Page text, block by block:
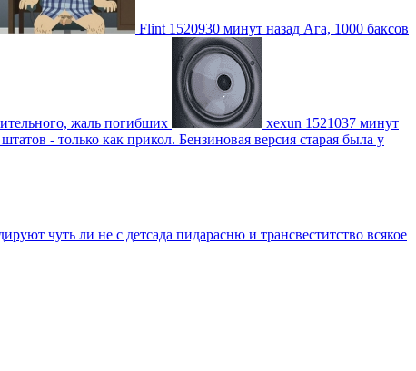
Flint 1520930 минут назад Ага, 1000 баксов
жаль погибших xexun 1521037 минут
- только как прикол. Бензиновая версия старая была у
чуть ли не с детсада пидарасню и трансвеститство всякое